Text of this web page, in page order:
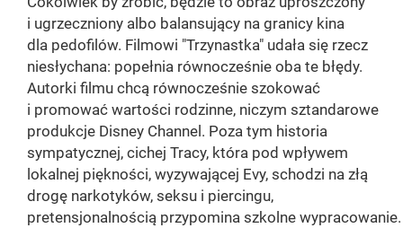
i ugrzeczniony albo balansujący na granicy kina
dla pedofilów. Filmowi "Trzynastka" udała się rzecz
niesłychana: popełnia równocześnie oba te błędy.
Autorki filmu chcą równocześnie szokować
i promować wartości rodzinne, niczym sztandarowe
produkcje Disney Channel. Poza tym historia
sympatycznej, cichej Tracy, która pod wpływem
lokalnej piękności, wyzywającej Evy, schodzi na złą
drogę narkotyków, seksu i piercingu,
pretensjonalnością przypomina szkolne wypracowanie.